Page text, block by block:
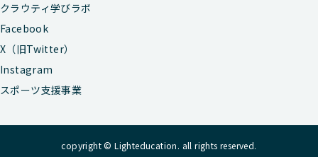
クラウティ学びラボ
Facebook
X（旧Twitter）
Instagram
スポーツ支援事業
copyright © Lighteducation. all rights reserved.